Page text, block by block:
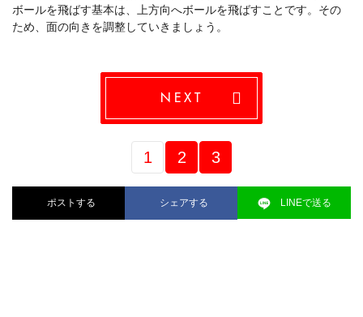
ボールを飛ばす基本は、上方向へボールを飛ばすことです。その
ため、面の向きを調整していきましょう。
NEXT
1 2 3
ポストする シェアする LINEで送る